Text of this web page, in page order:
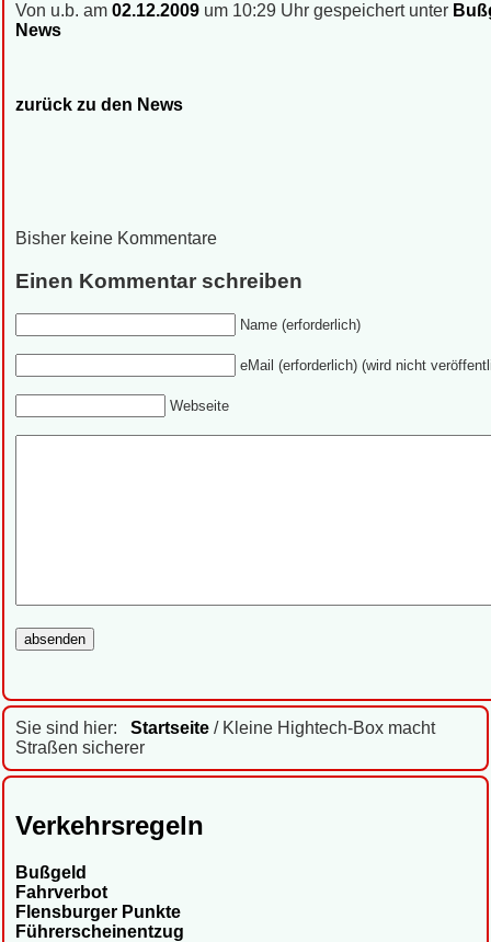
Sie sind hier: Startseite / Kleine Hightech-Box macht
Straßen sicherer
Verkehrsregeln
Bußgeld
Fahrverbot
Flensburger Punkte
Führerscheinentzug
Von u.b. am 02.12.2009 um 10:29 Uhr gespeichert unter
News
zurück zu den News
Bisher keine Kommentare
Einen Kommentar schreiben
Name (erforderlich)
eMail (erforderlich) (wird nicht
Webseite